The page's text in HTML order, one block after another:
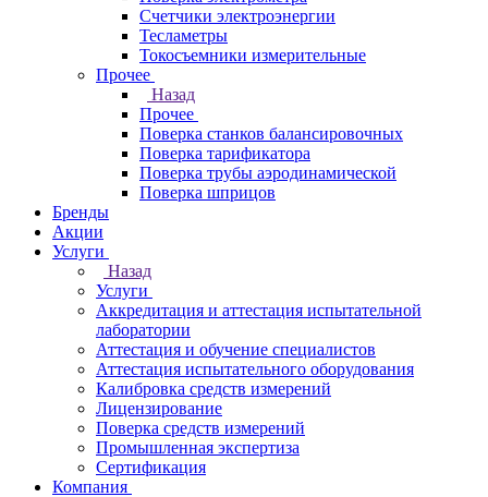
Счетчики электроэнергии
Тесламетры
Токосъемники измерительные
Прочее
Назад
Прочее
Поверка станков балансировочных
Поверка тарификатора
Поверка трубы аэродинамической
Поверка шприцов
Бренды
Акции
Услуги
Назад
Услуги
Аккредитация и аттестация испытательной
лаборатории
Аттестация и обучение специалистов
Аттестация испытательного оборудования
Калибровка средств измерений
Лицензирование
Поверка средств измерений
Промышленная экспертиза
Сертификация
Компания